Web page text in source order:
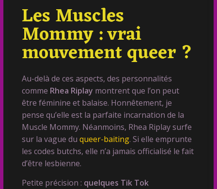
Les Muscles
Mommy : vrai
mouvement queer ?
Au-delà de ces aspects, des personnalités
comme Rhea Riplay montrent que l’on peut
être féminine et balaise. Honnêtement, je
pense qu’elle est la parfaite incarnation de la
Muscle Mommy. Néanmoins, Rhea Riplay surfe
sur la vague du queer-baiting. Si elle emprunte
les codes butchs, elle n’a jamais officialisé le fait
d’être lesbienne.
Petite précision : quelques Tik Tok